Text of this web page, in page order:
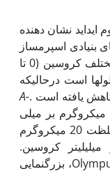
ایداید نشان دهنده
بنیادی اسپرم‏ساز
موشی 6 روز پس از تیمار با غلظت‏های مختلف کروسین (0 تا
است درحالی‏که
A-
به‏ترتیب نشان دهنده کنترل، غلظت 5 میکروگرم بر میلی
لیتر، غلظت 20 میکروگرم
بر میلی‏لیتر کروسین.
مشاهده زیر میکروسکوپ فلورسانس Olympus، بزرگنمایی